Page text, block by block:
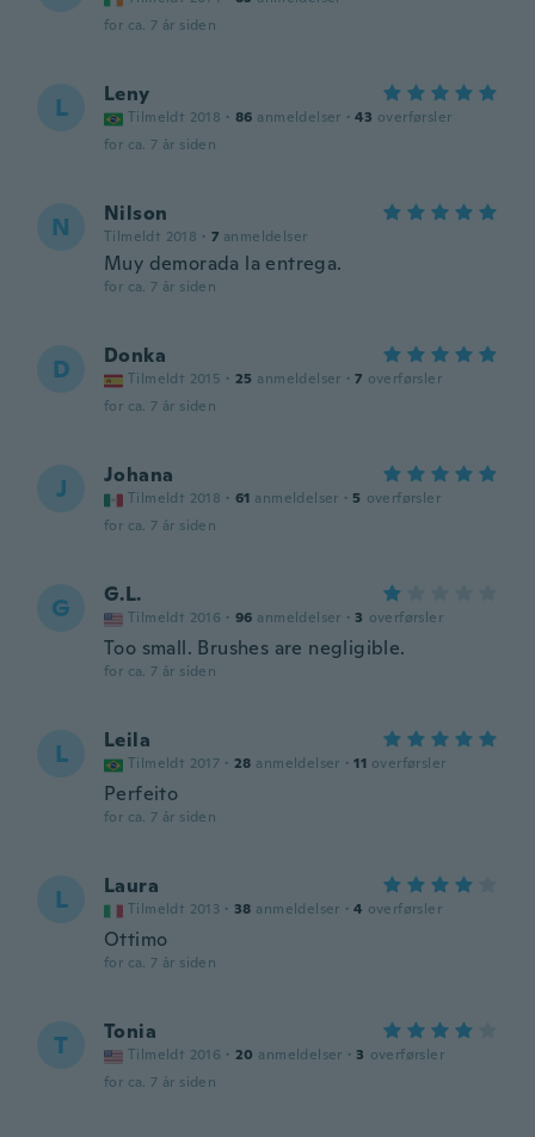
for ca. 7 år siden
L Leny
Tilmeldt 2018 · 86 anmeldelser · 43 overførsler
for ca. 7 år siden
N Nilson
Tilmeldt 2018 · 7 anmeldelser
Muy demorada la entrega.
for ca. 7 år siden
D Donka
Tilmeldt 2015 · 25 anmeldelser · 7 overførsler
for ca. 7 år siden
J Johana
Tilmeldt 2018 · 61 anmeldelser · 5 overførsler
for ca. 7 år siden
G G.L.
Tilmeldt 2016 · 96 anmeldelser · 3 overførsler
Too small. Brushes are negligible.
for ca. 7 år siden
L Leila
Tilmeldt 2017 · 28 anmeldelser · 11 overførsler
Perfeito
for ca. 7 år siden
L Laura
Tilmeldt 2013 · 38 anmeldelser · 4 overførsler
Ottimo
for ca. 7 år siden
T Tonia
Tilmeldt 2016 · 20 anmeldelser · 3 overførsler
for ca. 7 år siden